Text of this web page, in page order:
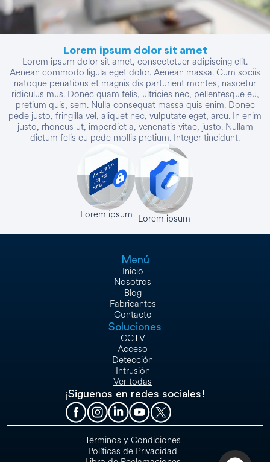
Lorem ipsum dolor sit amet
Lorem ipsum dolor sit amet, consectetuer adipiscing elit.
Aenean commodo ligula eget dolor. Aenean massa. Cum sociis
natoque penatibus et magnis dis parturient montes, nascetur
ridiculus mus. Donec quam felis, ultricies nec, pellentesque eu,
pretium quis, sem. Nulla consequat massa quis enim. Donec
pede justo, fringilla vel, aliquet nec, vulputate eget, arcu. In enim
justo, rhoncus ut, imperdiet a, venenatis vitae, justo. Nullam
dictum felis eu pede mollis pretium. Integer tincidunt.
Lorem ipsum Lorem ipsum
Menú
Inicio
Nosotros
Blog
Fabricantes
Contacto
Soluciones
CCTV
Acceso
Detección
Intrusión
Ver todas
¡Siguenos en redes sociales!
Términos y Condiciones
Políticas de Privacidad